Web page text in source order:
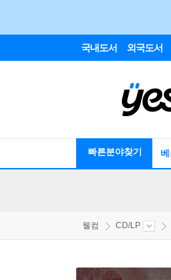
국내도서 외국도서
빠른분야찾기 베
웰컴 CD/LP